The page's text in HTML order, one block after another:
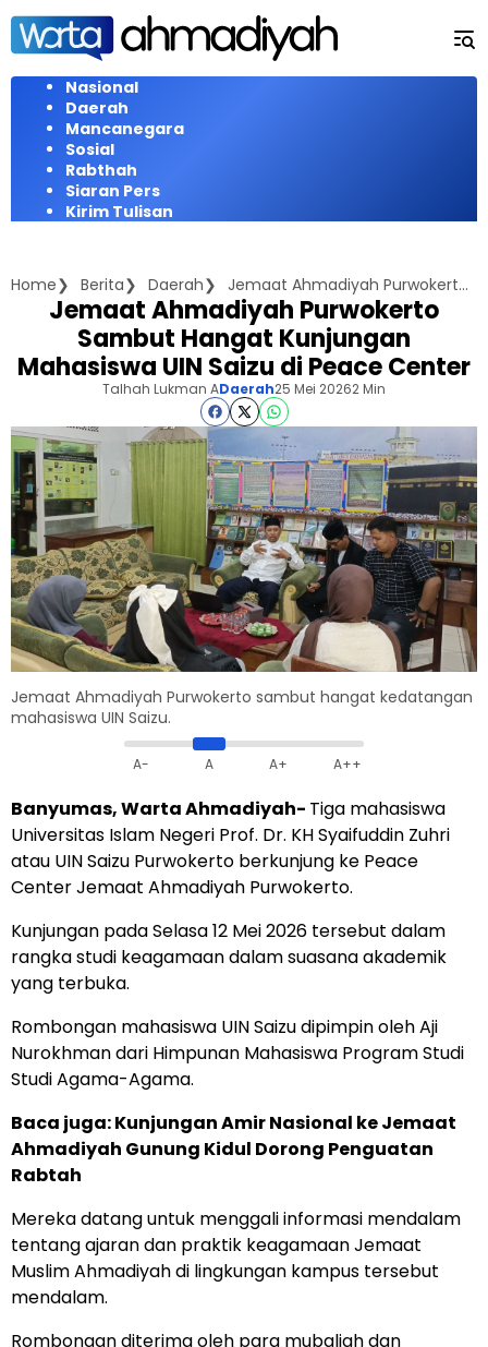
Langsung
konten
Nasional
Daerah
Mancanegara
Sosial
Rabthah
Siaran Pers
Kirim Tulisan
Home Berita Daerah Jemaat Ahmadiyah Purwokerto Sambut Hangat Kunjungan Mahasiswa UIN Saizu di Peace Center
Jemaat Ahmadiyah Purwokerto
Sambut Hangat Kunjungan
Mahasiswa UIN Saizu di Peace Center
Talhah Lukman ADaerah25 Mei 20262 Min
Jemaat Ahmadiyah Purwokerto sambut hangat kedatangan
mahasiswa UIN Saizu.
A- A A+ A++
Banyumas, Warta Ahmadiyah- Tiga mahasiswa
Universitas Islam Negeri Prof. Dr. KH Syaifuddin Zuhri
atau UIN Saizu Purwokerto berkunjung ke Peace
Center Jemaat Ahmadiyah Purwokerto.
Kunjungan pada Selasa 12 Mei 2026 tersebut dalam
rangka studi keagamaan dalam suasana akademik
yang terbuka.
Rombongan mahasiswa UIN Saizu dipimpin oleh Aji
Nurokhman dari Himpunan Mahasiswa Program Studi
Studi Agama-Agama.
Baca juga:Kunjungan Amir Nasional ke Jemaat
Ahmadiyah Gunung Kidul Dorong Penguatan
Rabtah
Mereka datang untuk menggali informasi mendalam
tentang ajaran dan praktik keagamaan Jemaat
Muslim Ahmadiyah di lingkungan kampus tersebut
mendalam.
Rombongan diterima oleh para mubaligh dan